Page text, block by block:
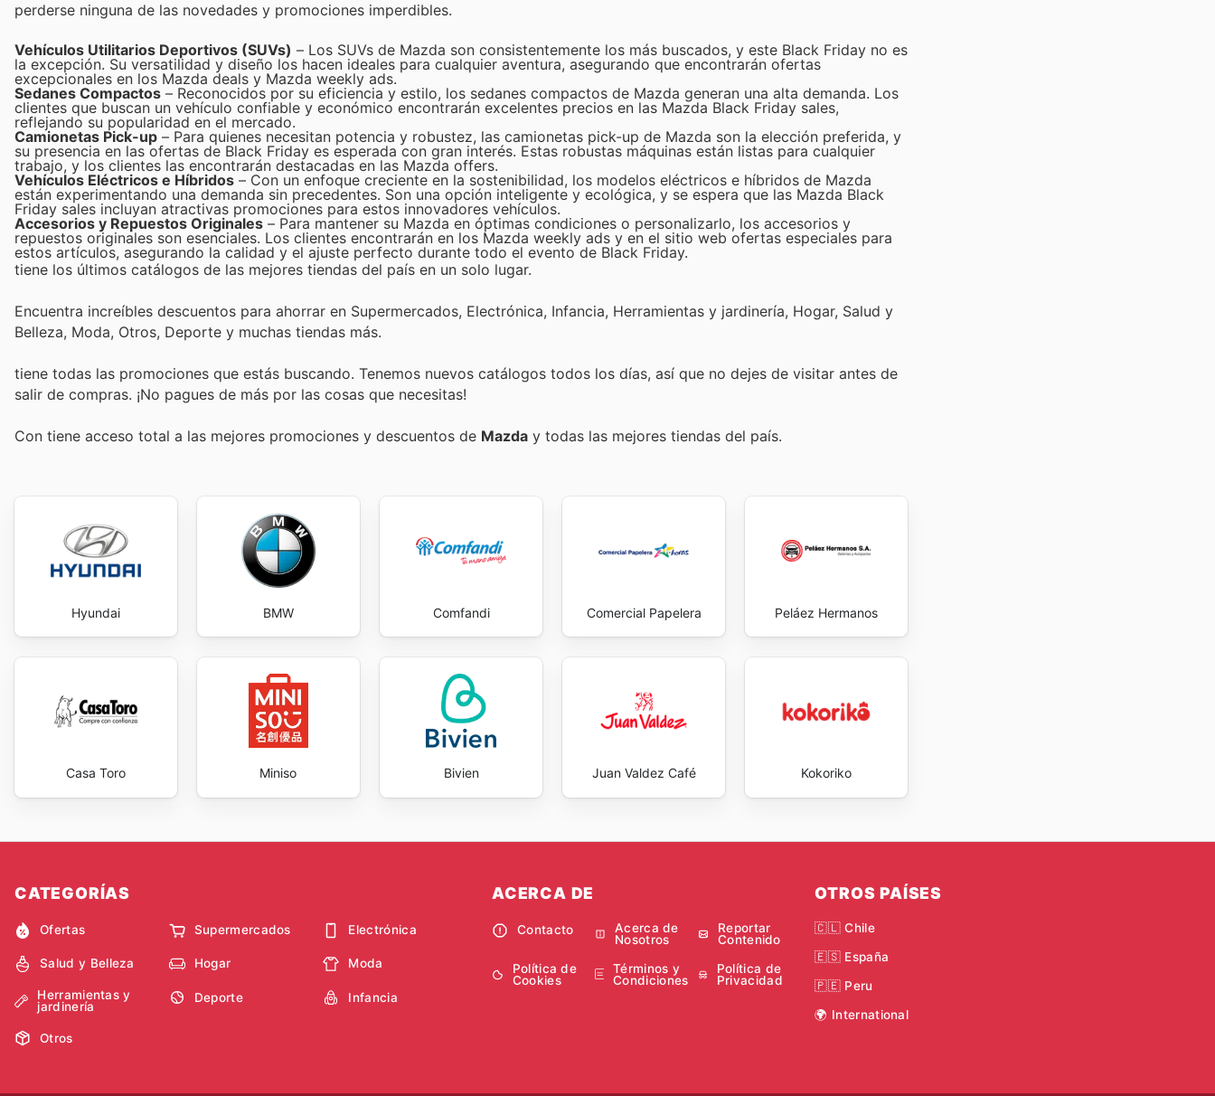
perderse ninguna de las novedades y promociones imperdibles.
Vehículos Utilitarios Deportivos (SUVs) – Los SUVs de Mazda son consistentemente los más buscados, y este Black Friday no es
la excepción. Su versatilidad y diseño los hacen ideales para cualquier aventura, asegurando que encontrarán ofertas
excepcionales en los Mazda deals y Mazda weekly ads.
Sedanes Compactos – Reconocidos por su eficiencia y estilo, los sedanes compactos de Mazda generan una alta demanda. Los
clientes que buscan un vehículo confiable y económico encontrarán excelentes precios en las Mazda Black Friday sales,
reflejando su popularidad en el mercado.
Camionetas Pick-up – Para quienes necesitan potencia y robustez, las camionetas pick-up de Mazda son la elección preferida, y
su presencia en las ofertas de Black Friday es esperada con gran interés. Estas robustas máquinas están listas para cualquier
trabajo, y los clientes las encontrarán destacadas en las Mazda offers.
Vehículos Eléctricos e Híbridos – Con un enfoque creciente en la sostenibilidad, los modelos eléctricos e híbridos de Mazda
están experimentando una demanda sin precedentes. Son una opción inteligente y ecológica, y se espera que las Mazda Black
Friday sales incluyan atractivas promociones para estos innovadores vehículos.
Accesorios y Repuestos Originales – Para mantener su Mazda en óptimas condiciones o personalizarlo, los accesorios y
repuestos originales son esenciales. Los clientes encontrarán en los Mazda weekly ads y en el sitio web ofertas especiales para
estos artículos, asegurando la calidad y el ajuste perfecto durante todo el evento de Black Friday.
tiene los últimos catálogos de las mejores tiendas del país en un solo lugar.
Encuentra increíbles descuentos para ahorrar en Supermercados, Electrónica, Infancia, Herramientas y jardinería, Hogar, Salud y
Belleza, Moda, Otros, Deporte y muchas tiendas más.
tiene todas las promociones que estás buscando. Tenemos nuevos catálogos todos los días, así que no dejes de visitar antes de
salir de compras. ¡No pagues de más por las cosas que necesitas!
Con tiene acceso total a las mejores promociones y descuentos de Mazda y todas las mejores tiendas del país.
Hyundai BMW Comfandi Comercial Papelera Peláez Hermanos
Casa Toro Miniso Bivien Juan Valdez Café Kokoriko
CATEGORÍAS
Ofertas Supermercados Electrónica
Salud y Belleza Hogar Moda
Herramientas y
jardinería
Deporte Infancia
Otros
ACERCA DE
Contacto
Acerca de
Nosotros
Reportar
Contenido
Política de
Cookies
Términos y
Condiciones
Política de
Privacidad
OTROS PAÍSES
🇨🇱 Chile
🇪🇸 España
🇵🇪 Peru
🌍 International